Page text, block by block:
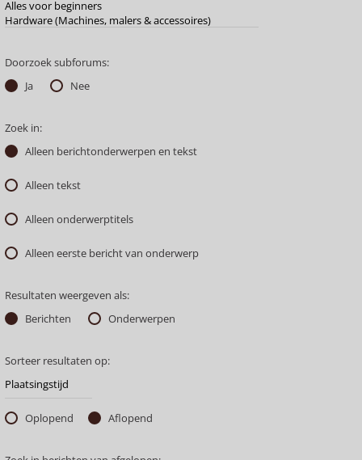
Doorzoek subforums:
Ja
Nee
Zoek in:
Alleen berichtonderwerpen en tekst
Alleen tekst
Alleen onderwerptitels
Alleen eerste bericht van onderwerp
Resultaten weergeven als:
Berichten
Onderwerpen
Sorteer resultaten op:
Oplopend Aflopend